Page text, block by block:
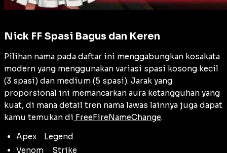
Nick FF Spasi Bagus dan Keren
Pilihan nama pada daftar ini menggabungkan kosakata
modern yang menggunakan variasi spasi kosong kecil
(3 spasi) dan medium (5 spasi). Jarak yang
proporsional ini memancarkan aura ketangguhan yang
kuat, di mana detail tren nama lawas lainnya juga dapat
kamu temukan di FreeFireNameChange.
ApexᅠLegend
Venomᅠ Strike